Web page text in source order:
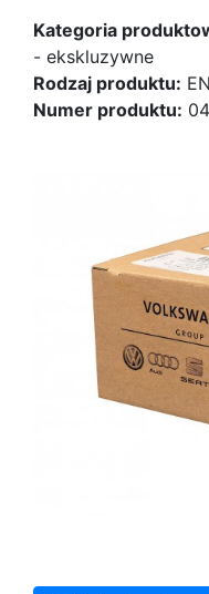
Kategoria
- ekskluzywne
Rodzaj produktu:
Numer produktu: